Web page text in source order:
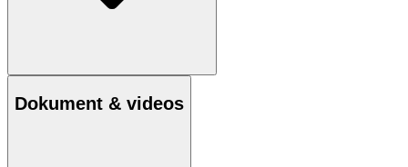
Dokument & videos